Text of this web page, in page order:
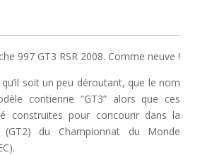
997 GT3 RSR 2008. Comme neuve !
soit un peu déroutant, que le nom
contienne “GT3” alors que ces
construites pour concourir dans la
(GT2) du Championnat du Monde